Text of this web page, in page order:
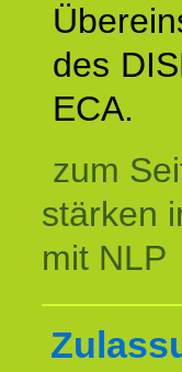
des
ECA.
zum
stärken
mit NLP